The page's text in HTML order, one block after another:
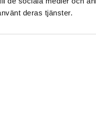
deras tjänster.